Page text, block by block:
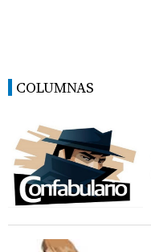
COLUMNAS